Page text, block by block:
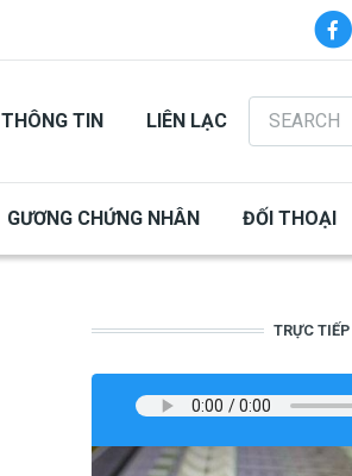
THÔNG TIN LIÊN LẠC
Search
GƯƠNG CHỨNG NHÂN ĐỐI THOẠI
TRỰC TIẾP